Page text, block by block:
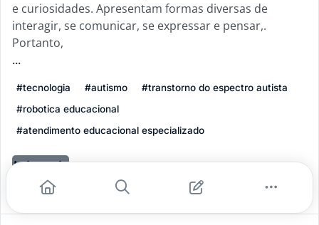
e curiosidades. Apresentam formas diversas de
interagir, se comunicar, se expressar e pensar,.
Portanto,
...
#tecnologia #autismo
#transtorno do espectro autista
#robotica educacional
#atendimento educacional especializado
Leia mais